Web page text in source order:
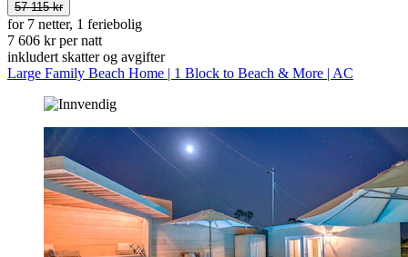
57 115 kr
for 7 netter, 1 feriebolig
7 606 kr per natt
inkludert skatter og avgifter
Large Family Beach Home | 1 Block to Beach & More | AC